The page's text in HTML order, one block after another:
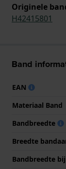
Originele
H42415801
Band
EAN
Materiaal Band
Bandbreedte
Breedte
Bandbreedte